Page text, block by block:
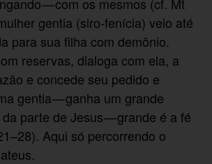
gentia (siro-fenícia) veio até
para sua filha com demônio.
reservas, dialoga com ela, a
e concede seu pedido e
gentia — ganha um grande
parte de Jesus — grande é a fé
Aqui só percorrendo o